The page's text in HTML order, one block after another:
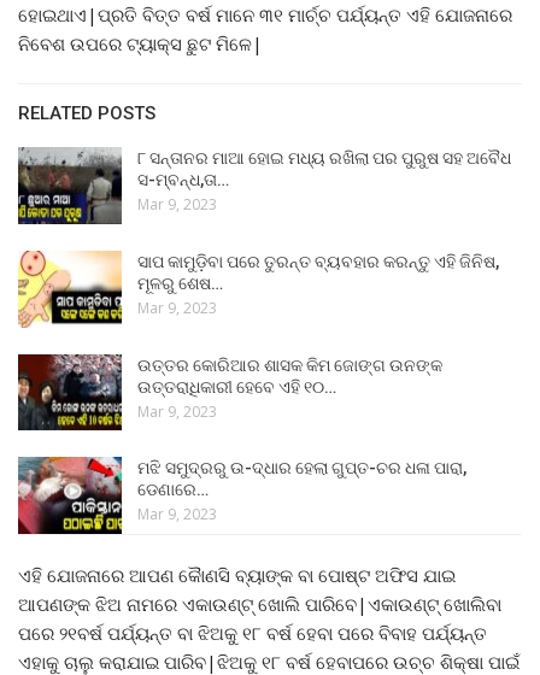
ହୋଇଥାଏ|ପ୍ରତି ବିତ୍ତ ବର୍ଷ ମାନେ ୩୧ ମାର୍ଚ୍ଚ ପର୍ଯ୍ୟନ୍ତ ଏହି ଯୋଜନାରେ
ନିବେଶ ଉପରେ ଟ୍ୟାକ୍ସ ଛୁଟ ମିଳେ|
RELATED POSTS
୮ ସନ୍ତାନର ମାଆ ହୋଇ ମଧ୍ୟ ରଖିଲା ପର ପୁରୁଷ ସହ ଅବୈଧ
ସ-ମ୍ବନ୍ଧ,ତା…
Mar 9, 2023
ସାପ କାମୁଡ଼ିବା ପରେ ତୁରନ୍ତ ବ୍ୟବହାର କରନ୍ତୁ ଏହି ଜିନିଷ,
ମୂଳରୁ ଶେଷ…
Mar 9, 2023
ଉତ୍ତର କୋରିଆର ଶାସକ କିମ ଜୋଙ୍ଗ ଉନଙ୍କ
ଉତ୍ତରାଧିକାରୀ ହେବେ ଏହି ୧୦…
Mar 9, 2023
ମଝି ସମୁଦ୍ରରୁ ଉ-ଦ୍ଧାର ହେଲା ଗୁପ୍ତ-ଚର ଧଳା ପାରା,
ଡେଣାରେ…
Mar 9, 2023
ଏହି ଯୋଜନାରେ ଆପଣ କୈାଣସି ବ୍ୟାଙ୍କ ବା ପୋଷ୍ଟ ଅଫିସ ଯାଇ
ଆପଣଙ୍କ ଝିଅ ନାମରେ ଏକାଉଣ୍ଟ୍ ଖୋଲି ପାରିବେ|ଏକାଉଣ୍ଟ୍ ଖୋଲିବା
ପରେ ୨୧ବର୍ଷ ପର୍ଯ୍ୟନ୍ତ ବା ଝିଅକୁ ୧୮ ବର୍ଷ ହେବା ପରେ ବିବାହ ପର୍ଯ୍ୟନ୍ତ
ଏହାକୁ ଚାଲୁ କରାଯାଇ ପାରିବ|ଝିଅକୁ ୧୮ ବର୍ଷ ହେବାପରେ ଉଚ୍ଚ ଶିକ୍ଷା ପାଇଁ